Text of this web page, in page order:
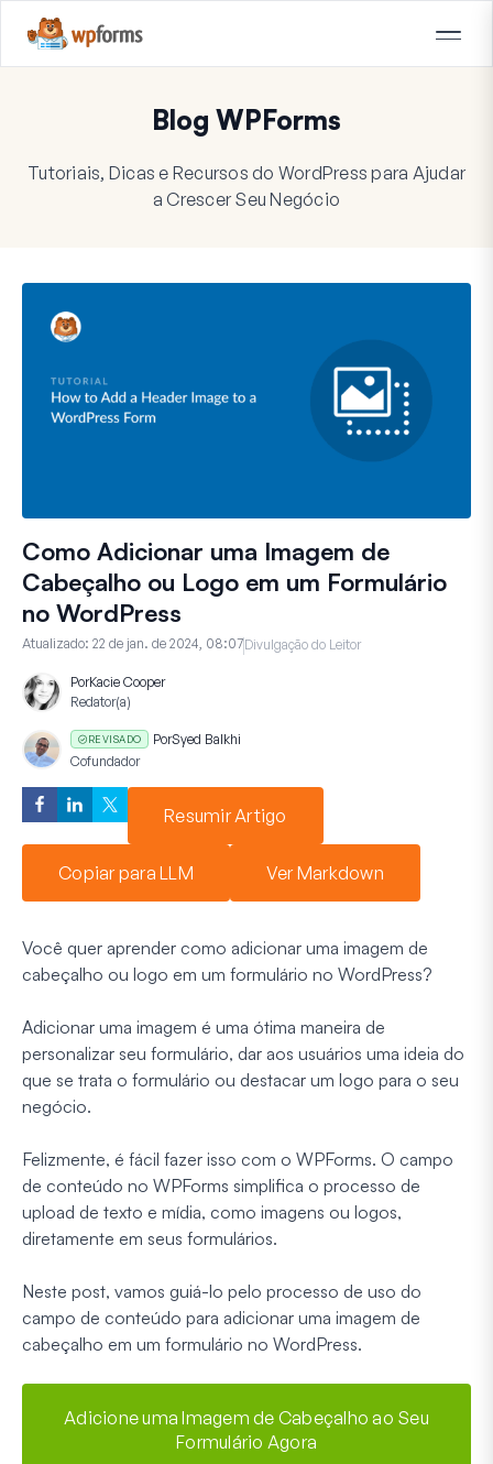
Blog WPForms
Tutoriais, Dicas e Recursos do WordPress para Ajudar
a Crescer Seu Negócio
Como Adicionar uma Imagem de
Cabeçalho ou Logo em um Formulário
no WordPress
Atualizado: 22 de jan. de 2024, 08:07Divulgação do Leitor
PorKacie Cooper
Redator(a)
REVISADO PorSyed Balkhi
Cofundador
Resumir Artigo
Copiar para LLM Ver Markdown
Você quer aprender como adicionar uma imagem de
cabeçalho ou logo em um formulário no WordPress?
Adicionar uma imagem é uma ótima maneira de
personalizar seu formulário, dar aos usuários uma ideia do
que se trata o formulário ou destacar um logo para o seu
negócio.
Felizmente, é fácil fazer isso com o WPForms. O campo
de conteúdo no WPForms simplifica o processo de
upload de texto e mídia, como imagens ou logos,
diretamente em seus formulários.
Neste post, vamos guiá-lo pelo processo de uso do
campo de conteúdo para adicionar uma imagem de
cabeçalho em um formulário no WordPress.
Adicione uma Imagem de Cabeçalho ao Seu
Formulário Agora